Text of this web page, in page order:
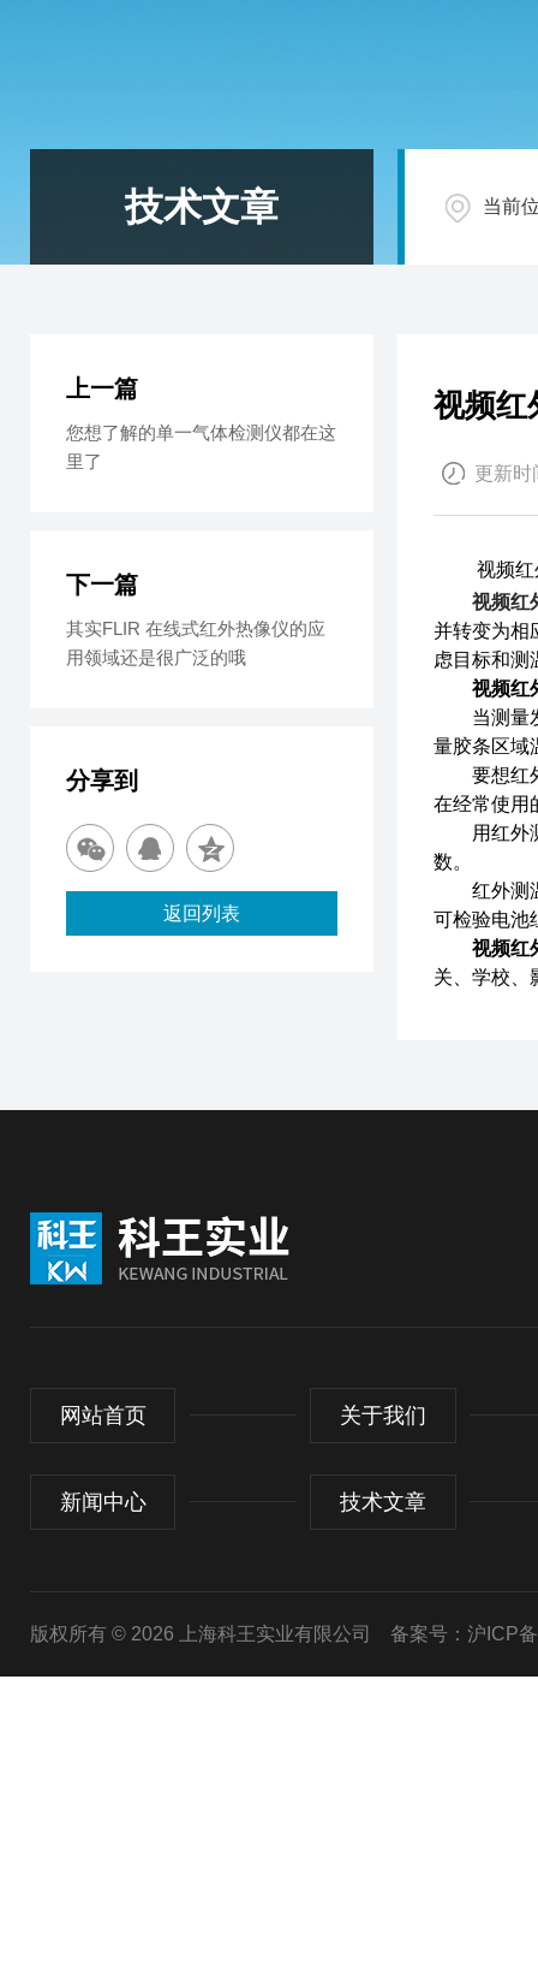
技术文章 当前
视频红
更新时
视频红外
视频红
并转变为相
虑目标和测
视频红
当测量发
量胶条区域
要想红外
在经常使用
用红外测
数。
红外测温
可检验电池
视频红
关、学校、
上一篇
您想了解的单一气体检测仪都在这
里了
下一篇
其实FLIR 在线式红外热像仪的应
用领域还是很广泛的哦
分享到
返回列表
网站首页 关于我们
新闻中心 技术文章
版权所有 © 2026 上海科王实业有限公司 备案号：沪ICP